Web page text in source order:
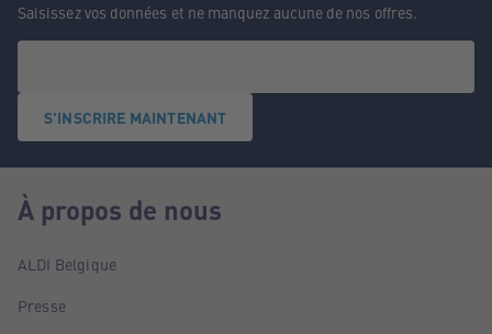
Saisissez vos données et ne manquez aucune de nos offres.
S'INSCRIRE MAINTENANT
À propos de nous
ALDI Belgique
Presse